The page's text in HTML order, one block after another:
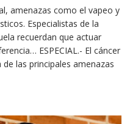
amenazas como el vapeo y
Especialistas de la
recuerdan que actuar
ESPECIAL.- El cáncer
las principales amenazas